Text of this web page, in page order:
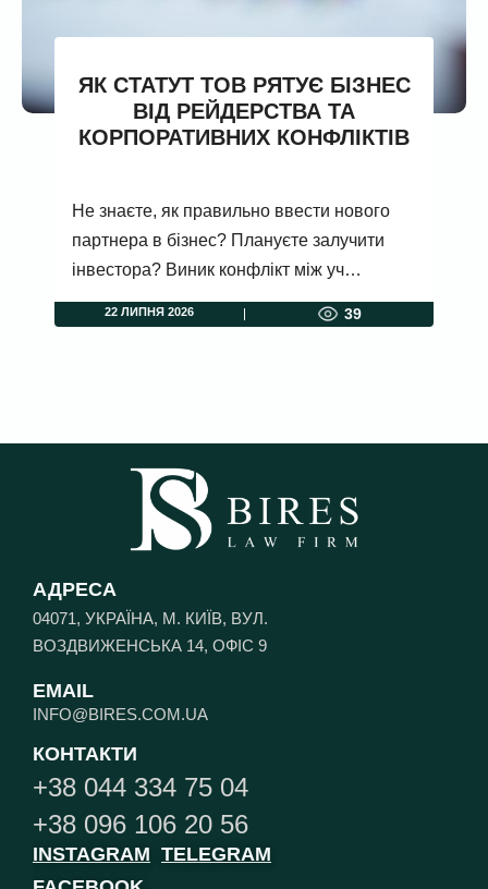
ЯК СТАТУТ ТОВ РЯТУЄ БІЗНЕС
ВІД РЕЙДЕРСТВА ТА
КОРПОРАТИВНИХ КОНФЛІКТІВ
Не знаєте, як правильно ввести нового
партнера в бізнес? Плануєте залучити
інвестора? Виник конфлікт між уч…
22 ЛИПНЯ 2026 39
АДРЕСА
04071, УКРАЇНА, М. КИЇВ, ВУЛ.
ВОЗДВИЖЕНСЬКА 14, ОФІС 9
EMAIL
INFO@BIRES.COM.UA
КОНТАКТИ
+38 044 334 75 04
+38 096 106 20 56
INSTAGRAM TELEGRAM